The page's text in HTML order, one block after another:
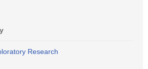
Research